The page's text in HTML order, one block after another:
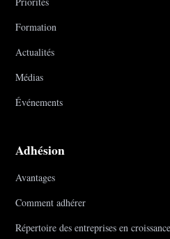
Formation
Actualités
Médias
Événements
Adhésion
Avantages
Comment adhérer
Répertoire des entreprises en croissance